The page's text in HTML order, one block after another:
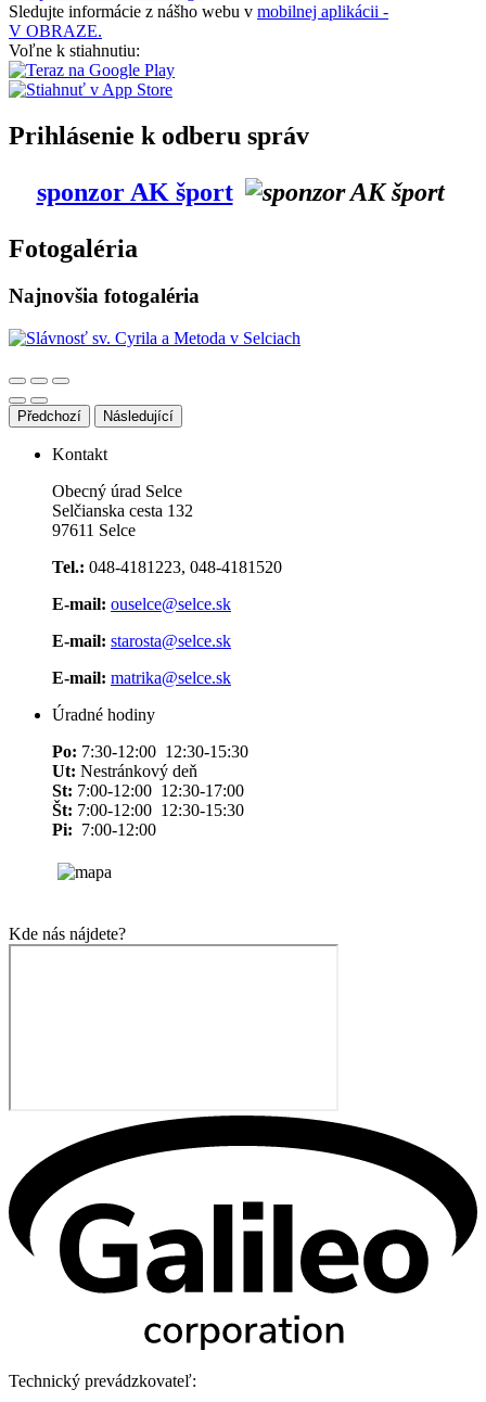
Sledujte informácie z nášho webu v mobilnej aplikácii -
V OBRAZE.
Voľne k stiahnutiu:
Prihlásenie k odberu správ
sponzor AK šport
Fotogaléria
Najnovšia fotogaléria
Předchozí Následující
Kontakt
Obecný úrad Selce
Selčianska cesta 132
97611 Selce
Tel.: 048-4181223, 048-4181520
E-mail: ouselce@selce.sk
E-mail: starosta@selce.sk
E-mail: matrika@selce.sk
Úradné hodiny
Po: 7:30-12:00 12:30-15:30
Ut: Nestránkový deň
St: 7:00-12:00 12:30-17:00
Št: 7:00-12:00 12:30-15:30
Pi: 7:00-12:00
Kde nás nájdete?
Technický prevádzkovateľ: